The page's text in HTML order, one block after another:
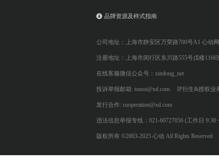
品牌资源及样式指南
公司地址：上海市静安区万荣路700号A1 心动
注册地址：上海市闵行区东川路555号戊楼1166
在线客服微信公众号：xindong_net
投诉举报邮箱: tousu@xd.com IP衍生&授权业
发行合作: cooperation@xd.com
违法信息举报专线：021-60727056 (工作日 9:30
版权所有 ©2003-2025 心动 All Rights Reserved